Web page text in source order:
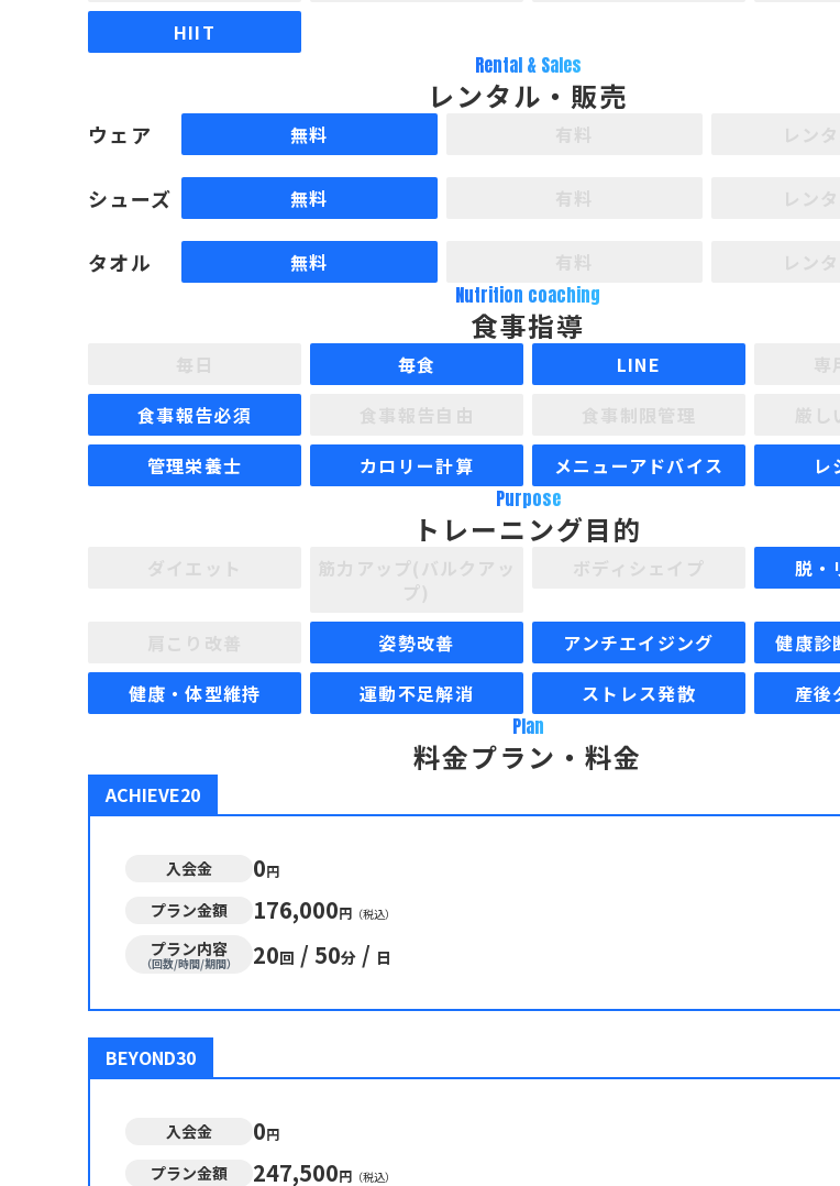
HIIT
Rental & Sales
レンタル・販売
ウェア 無料
シューズ 無料
タオル 無料
Nutrition coaching
食事指導
毎食 LINE
食事報告必須
管理栄養士
カロリー計算 メニューアドバイス
レ
Purpose
トレーニング目的
脱・
姿勢改善 アンチエイジング
健康診
健康・体型維持
運動不足解消 ストレス発散
産後
Plan
料金プラン・料金
ACHIEVE20
入会金 0円
プラン金額 176,000円 （税込）
プラン内容
（回数/時間/期間） 20回 / 50分 / 日
BEYOND30
入会金 0円
プラン金額 247,500円 （税込）